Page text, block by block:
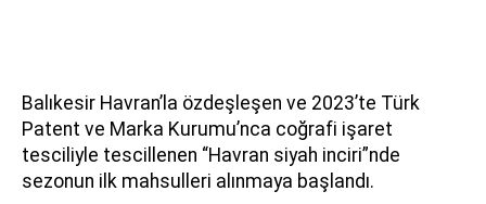
Balıkesir Havran’la özdeşleşen ve 2023’te Türk
Patent ve Marka Kurumu’nca coğrafi işaret
tesciliyle tescillenen “Havran siyah inciri”nde
sezonun ilk mahsulleri alınmaya başlandı.